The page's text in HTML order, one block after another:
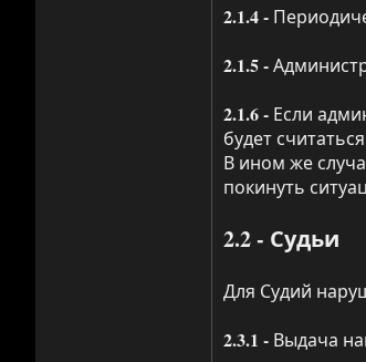
2.1.4 -
2.1.5 -
2.1.6 - Если
будет
В ином же
покинуть
2.2 - Судьи
Для Судий
2.3.1 - Выдача